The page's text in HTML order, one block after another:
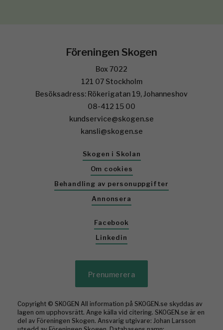
Föreningen Skogen
Box 7022
121 07 Stockholm
Besöksadress: Rökerigatan 19, Johanneshov
08-412 15 00
kundservice@skogen.se
kansli@skogen.se
Skogen i Skolan
Om cookies
Behandling av personuppgifter
Annonsera
Facebook
Linkedin
Prenumerera
Copyright © SKOGEN All information på SKOGEN.se skyddas av
lagen om upphovsrätt. Ange källa vid citering. SKOGEN.se är en
del av Föreningen Skogen. Ansvarig utgivare: Johan Larsson